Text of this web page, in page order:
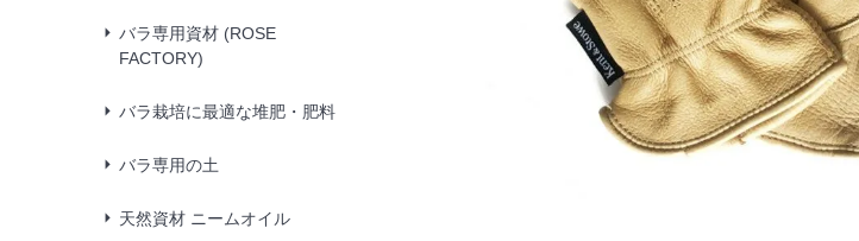
バラ専用資材 (ROSE
FACTORY)
バラ栽培に最適な堆肥・肥料
バラ専用の土
天然資材 ニームオイル